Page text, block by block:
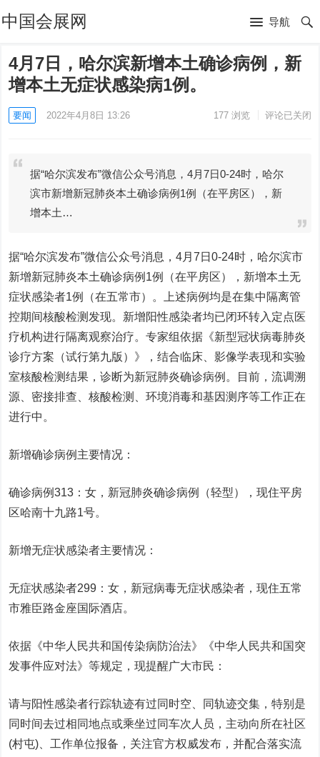
中国会展网 导航
4月7日，哈尔滨新增本土确诊病例，新
增本土无症状感染病1例。
要闻 2022年4月8日 13:26 177浏览 评论已关闭
据“哈尔滨发布”微信公众号消息，4月7日0-24时，哈尔
滨市新增新冠肺炎本土确诊病例1例（在平房区），新
增本土…
据“哈尔滨发布”微信公众号消息，4月7日0-24时，哈尔滨市
新增新冠肺炎本土确诊病例1例（在平房区），新增本土无
症状感染者1例（在五常市）。上述病例均是在集中隔离管
控期间核酸检测发现。新增阳性感染者均已闭环转入定点医
疗机构进行隔离观察治疗。专家组依据《新型冠状病毒肺炎
诊疗方案（试行第九版）》，结合临床、影像学表现和实验
室核酸检测结果，诊断为新冠肺炎确诊病例。目前，流调溯
源、密接排查、核酸检测、环境消毒和基因测序等工作正在
进行中。
新增确诊病例主要情况：
确诊病例313：女，新冠肺炎确诊病例（轻型），现住平房
区哈南十九路1号。
新增无症状感染者主要情况：
无症状感染者299：女，新冠病毒无症状感染者，现住五常
市雅臣路金座国际酒店。
依据《中华人民共和国传染病防治法》《中华人民共和国突
发事件应对法》等规定，现提醒广大市民：
请与阳性感染者行踪轨迹有过同时空、同轨迹交集，特别是
同时间去过相同地点或乘坐过同车次人员，主动向所在社区
(村屯)、工作单位报备，关注官方权威发布，并配合落实流